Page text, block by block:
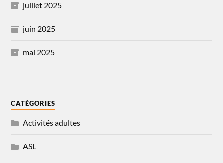
juillet 2025
juin 2025
mai 2025
CATÉGORIES
Activités adultes
ASL